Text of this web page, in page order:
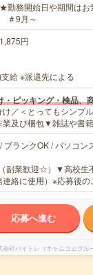
務開始日や期間はお
＃9月～
円
給 ※派遣先による
・ピッキング・検品、
け／＜とってもシンプ
及び梱包▼雑誌や書
ブランクOK / パソコン
副業歓迎☆）▼高校生
連絡に使用）※応募後
応募へ進む
会社バイトレ（キャムコムグル